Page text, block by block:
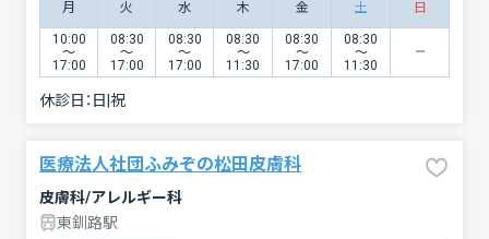
月 火 水 木 金 土 日
10:00
〜
17:00
08:30
〜
17:00
08:30
〜
17:00
08:30
〜
11:30
08:30
〜
17:00
08:30
〜
11:30
休診日： 日|祝
医療法人社団ふみぞの松田皮膚科
皮膚科/アレルギー科
東釧路駅